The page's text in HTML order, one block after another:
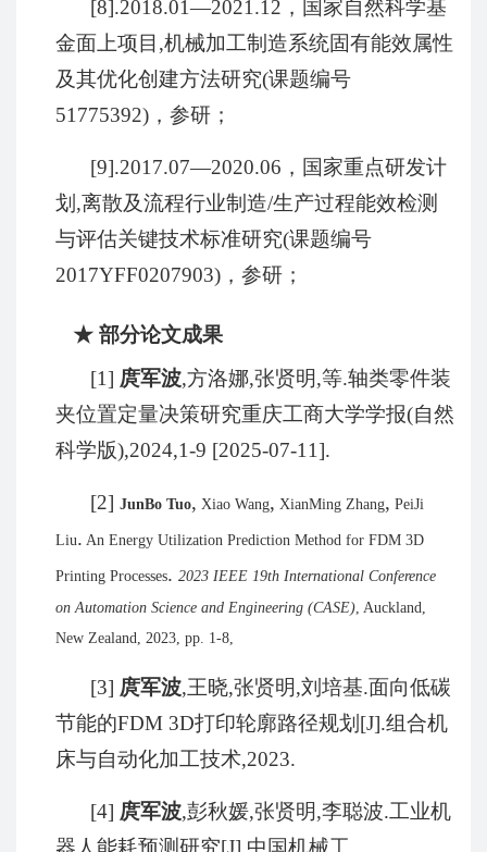
[8].2018.01—2021.12 ，国家自然科学基
金面上项目 ,机械加工制造系统固有能效属性
及其优化创建方法研究(课题编号
51775392) ，参研；
[9].2017.07—2020.06 ，国家重点研发计
划 ,离散及流程行业制造/生产过程能效检测
与评估关键技术标准研究(课题编号
2017YFF0207903) ，参研；
★ 部分论文成果
[1] 庹军波,方洛娜,张贤明,等.轴类零件装
夹位置定量决策研究重庆工商大学学报(自然
科学版),2024,1-9 [2025-07-11].
[2] JunBo Tuo, Xiao Wang, XianMing Zhang, PeiJi
Liu. An Energy Utilization Prediction Method for FDM 3D
Printing Processes. 2023 IEEE 19th International Conference
on Automation Science and Engineering (CASE), Auckland,
New Zealand, 2023, pp. 1-8,
[3] 庹军波,王晓,张贤明,刘培基.面向低碳
节能的FDM 3D打印轮廓路径规划 [J].组合机
床与自动化加工技术,2023.
[4] 庹军波,彭秋媛,张贤明,李聪波.工业机
器人能耗预测研究[J].中国机械工